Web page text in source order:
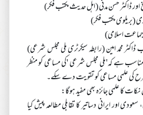
اور ڈاکٹر حسن مدنی (اہل حدیث مکتب فکر)
(بریلوی مکتب فکر)
(جماعت اسلامی)
محمد امین (رابطہ سیکرٹری ملی مجلس شرعی)
ہے کہ' ملی مجلس شرعی 'کی مساعی کو منظر
طرح کی علمی مساعی کو تقویت دے سکے۔
کا علمی جائزہ بھی مفید ہوگا:
اور ایرانی دساتیر کا تقابلی مطالعہ پیش کیا